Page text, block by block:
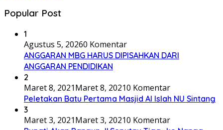
Popular Post
1
Agustus 5, 20260 Komentar
ANGGARAN MBG HARUS DIPISAHKAN DARI
ANGGARAN PENDIDIKAN
2
Maret 8, 2021Maret 8, 20210 Komentar
Peletakan Batu Pertama Masjid Al Islah NU Sintang
3
Maret 3, 2021Maret 3, 20210 Komentar